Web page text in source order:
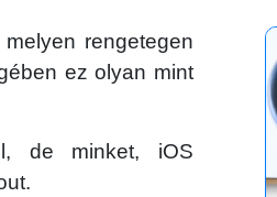
rengetegen
ez olyan mint
de minket, iOS